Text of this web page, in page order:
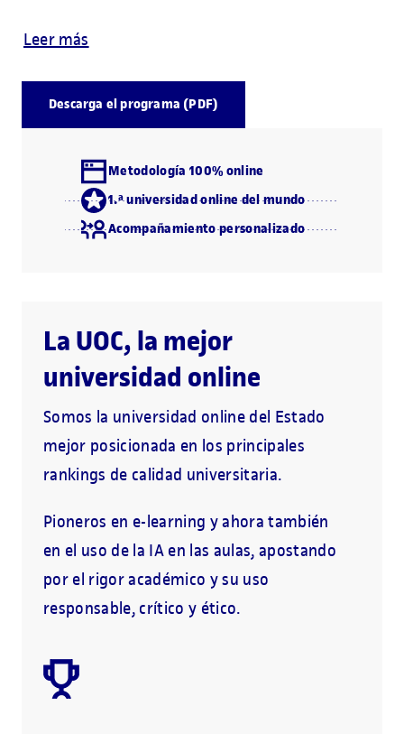
Leer más
Descarga el programa (PDF)
Metodología 100% online
1.ª universidad online del mundo
Acompañamiento personalizado
La UOC, la mejor
universidad online
Somos la universidad online del Estado
mejor posicionada en los principales
rankings de calidad universitaria.
Pioneros en e-learning y ahora también
en el uso de la IA en las aulas, apostando
por el rigor académico y su uso
responsable, crítico y ético.